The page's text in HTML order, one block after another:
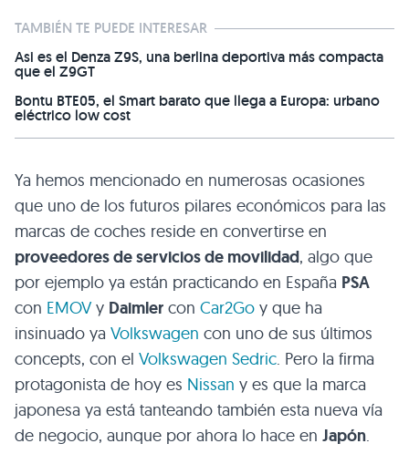
TAMBIÉN TE PUEDE INTERESAR
Asi es el Denza Z9S, una berlina deportiva más compacta
que el Z9GT
Bontu BTE05, el Smart barato que llega a Europa: urbano
eléctrico low cost
Ya hemos mencionado en numerosas ocasiones
que uno de los futuros pilares económicos para las
marcas de coches reside en convertirse en
proveedores de servicios de movilidad, algo que
por ejemplo ya están practicando en España PSA
con EMOVy Daimler con Car2Go y que ha
insinuado ya Volkswagen con uno de sus últimos
concepts, con el Volkswagen Sedric. Pero la firma
protagonista de hoy es Nissan y es que la marca
japonesa ya está tanteando también esta nueva vía
de negocio, aunque por ahora lo hace en Japón.